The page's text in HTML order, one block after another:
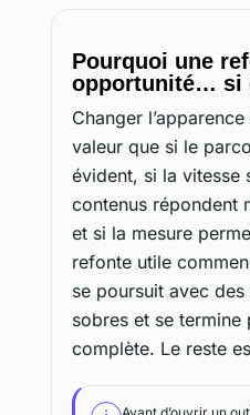
Pourquoi une
opportunité… si
Changer l’apparence
valeur que si le
évident, si la vitesse
contenus répondent
et si la mesure
refonte utile
se poursuit avec
sobres et se termine
complète. Le reste